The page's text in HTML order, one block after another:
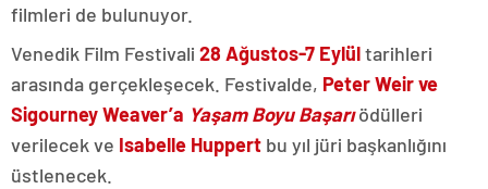
filmleri de bulunuyor.
Venedik Film Festivali 28 Ağustos-7 Eylültarihleri
arasında gerçekleşecek. Festivalde, Peter Weir ve
Sigourney Weaver’a Yaşam Boyu Başarıödülleri
verilecek ve Isabelle Huppert bu yıl jüri başkanlığını
üstlenecek.